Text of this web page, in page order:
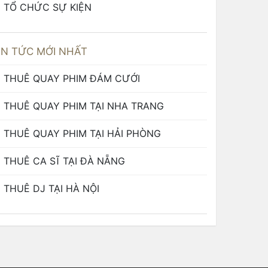
TỔ CHỨC SỰ KIỆN
TỨC MỚI NHẤT
THUÊ QUAY PHIM ĐÁM CƯỚI
THUÊ QUAY PHIM TẠI NHA TRANG
THUÊ QUAY PHIM TẠI HẢI PHÒNG
THUÊ CA SĨ TẠI ĐÀ NẴNG
THUÊ DJ TẠI HÀ NỘI